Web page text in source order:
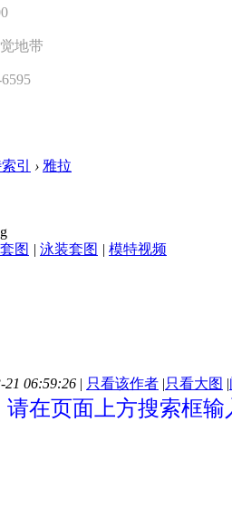
地带
引 › 雅拉
图 | 泳装套图 | 模特视频
21 06:59:26 | 只看该作者 |只看大图 |
在页面上方搜索框输